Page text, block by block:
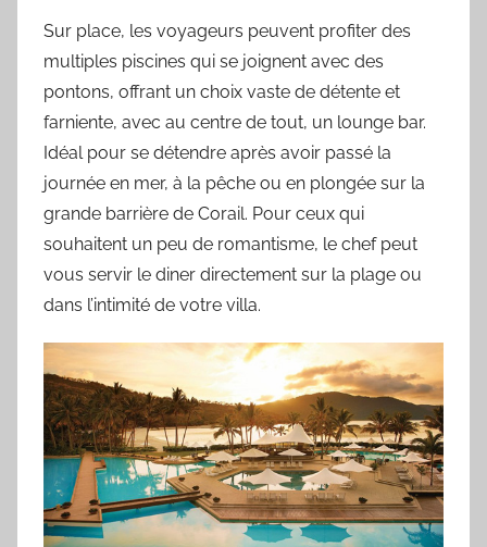
Sur place, les voyageurs peuvent profiter des
multiples piscines qui se joignent avec des
pontons, offrant un choix vaste de détente et
farniente, avec au centre de tout, un lounge bar.
Idéal pour se détendre après avoir passé la
journée en mer, à la pêche ou en plongée sur la
grande barrière de Corail. Pour ceux qui
souhaitent un peu de romantisme, le chef peut
vous servir le diner directement sur la plage ou
dans l’intimité de votre villa.